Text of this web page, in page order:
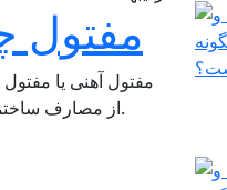
مفتول
مفتول آهنی یا
از مصارف ساختمانی آن بیشتر می باشد. از این رو در این مقاله بیشتر بر بعد صنعتی مفتول متمرکز می شود.